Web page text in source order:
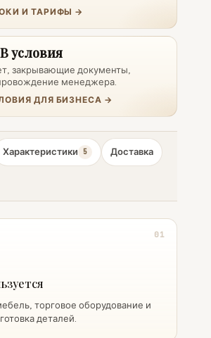
И ТАРИФЫ →
условия
закрывающие документы,
менеджера.
ДЛЯ БИЗНЕСА →
Характеристики 5 Доставка
01
торговое оборудование и
деталей.